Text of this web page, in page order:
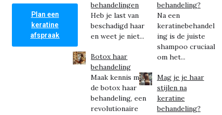
Plan een
keratine
afspraak
behandelingen
Heb je last van
beschadigd haar
en weet je niet...
Botox haar
behandeling
Maak kennis met
de botox haar
behandeling, een
revolutionaire
behandeling?
Na een
keratinebehandel
ing is de juiste
shampoo cruciaal
om het...
Mag je je haar
stijlen na
keratine
behandeling?